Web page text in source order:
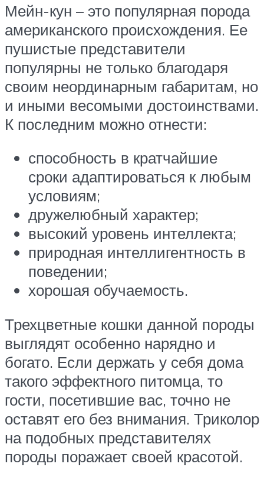
Мейн-кун – это популярная порода
американского происхождения. Ее
пушистые представители
популярны не только благодаря
своим неординарным габаритам, но
и иными весомыми достоинствами.
К последним можно отнести:
способность в кратчайшие
сроки адаптироваться к любым
условиям;
дружелюбный характер;
высокий уровень интеллекта;
природная интеллигентность в
поведении;
хорошая обучаемость.
Трехцветные кошки данной породы
выглядят особенно нарядно и
богато. Если держать у себя дома
такого эффектного питомца, то
гости, посетившие вас, точно не
оставят его без внимания. Триколор
на подобных представителях
породы поражает своей красотой.